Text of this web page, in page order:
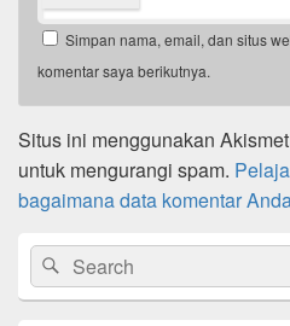
Simpan nama, email, dan situs
komentar saya berikutnya.
Situs ini menggunakan Akismet
untuk mengurangi spam.
bagaimana data komentar
Primary
Sidebar
Widget
Area
Search
for:
Search